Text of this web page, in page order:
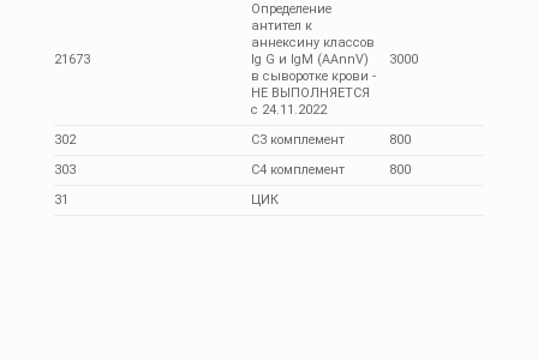
21673
Определение
антител к
аннексину классов
Ig G и IgM (AAnnV)
в сыворотке крови -
НЕ ВЫПОЛНЯЕТСЯ
с 24.11.2022
3000
302 С3 комплемент
800
303
С4 комплемент
800
31
ЦИК